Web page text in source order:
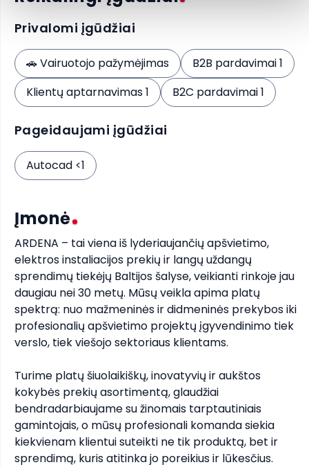
Privalomi įgūdžiai
🚗 Vairuotojo pažymėjimas
B2B pardavimai 1
Klientų aptarnavimas 1
B2C pardavimai 1
Pageidaujami įgūdžiai
Autocad <1
Įmonė
ARDENA – tai viena iš lyderiaujančių apšvietimo,
elektros instaliacijos prekių ir langų uždangų
sprendimų tiekėjų Baltijos šalyse, veikianti rinkoje jau
daugiau nei 30 metų. Mūsų veikla apima platų
spektrą: nuo mažmeninės ir didmeninės prekybos iki
profesionalių apšvietimo projektų įgyvendinimo tiek
verslo, tiek viešojo sektoriaus klientams.
Turime platų šiuolaikiškų, inovatyvių ir aukštos
kokybės prekių asortimentą, glaudžiai
bendradarbiaujame su žinomais tarptautiniais
gamintojais, o mūsų profesionali komanda siekia
kiekvienam klientui suteikti ne tik produktą, bet ir
sprendimą, kuris atitinka jo poreikius ir lūkesčius.